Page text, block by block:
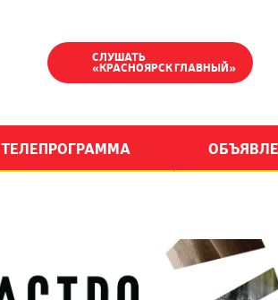
СЛУШАТЬ
«КРАСНОЯРСК ГЛАВНЫЙ»
ТЕЛЕПРОГРАММА